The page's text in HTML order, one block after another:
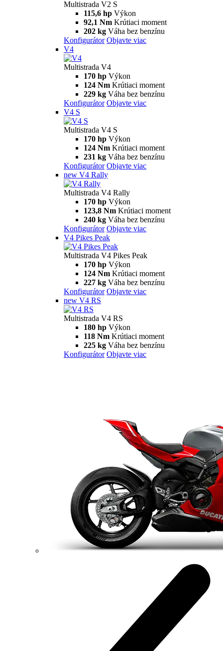
Multistrada
V2
Multistrada V2
115,6 hp Výkon
92,1 Nm Krútiaci moment
199 kg
Konfigurátor
V2 S
Multistrada V2 S
115,6 hp Výkon
92,1 Nm Krútiaci moment
202 kg Váha bez benzínu
Konfigurátor Objavte viac
V4
Multistrada V4
170 hp Výkon
124 Nm Krútiaci moment
229 kg
Konfigurátor
V4 S
Multistrada V4 S
170 hp Výkon
124 Nm Krútiaci moment
Váha bez benzínu
Objavte viac
Multistrada V4 Pikes Peak
170 hp Výkon
124 Nm Krútiaci moment
227 kg Váha bez benzínu
Konfigurátor Objavte viac
newV4 RS
Multistrada V4 RS
180 hp Výkon
118 Nm Krútiaci moment
225 kg Váha bez benzínu